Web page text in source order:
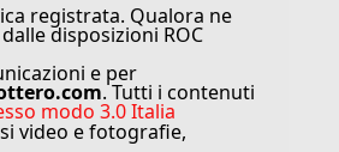
registrata. Qualora ne
disposizioni ROC
e per
. Tutti i contenuti
modo 3.0 Italia
video e fotografie,